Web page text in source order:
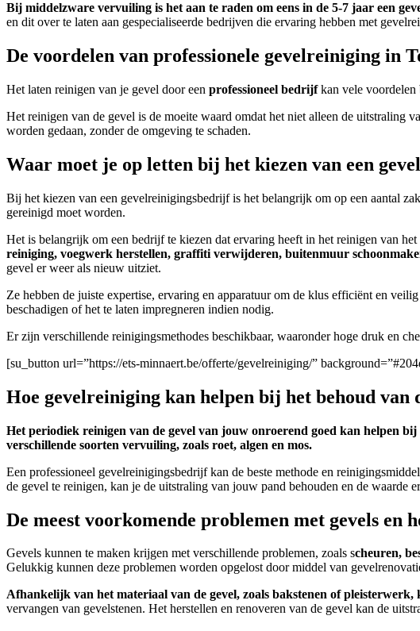
Bij middelzware vervuiling is het aan te raden om eens in de 5-7 jaar een
en dit over te laten aan gespecialiseerde bedrijven die ervaring hebben met
De voordelen van professionele gevelreiniging in
Het laten reinigen van je gevel door een professioneel bedrijfkan vele voordelen
Het reinigen van de gevel is de moeite waard omdat het niet alleen de
worden gedaan, zonder de omgeving te schaden.
Waar moet je op letten bij het kiezen van een
Bij het kiezen van een gevelreinigingsbedrijf is het belangrijk om op een aantal
gereinigd moet worden.
Het is belangrijk om een bedrijf te kiezen dat ervaring heeft in het reinigen van
reiniging, voegwerk herstellen, graffiti verwijderen, buitenmuur
gevel er weer als nieuw uitziet.
Ze hebben de juiste expertise, ervaring en apparatuur om de klus efficiënt en
beschadigen of het te laten impregneren indien nodig.
Er zijn verschillende reinigingsmethodes beschikbaar, waaronder hoge druk en
[su_button url=”https://ets-minnaert.be/offerte/gevelreiniging/”
Hoe gevelreiniging kan helpen bij het behoud van
Het periodiek reinigen van de gevel van jouw onroerend goed kan helpen
verschillende soorten vervuiling, zoals roet, algen en mos.
Een professioneel gevelreinigingsbedrijf kan de beste methode en
de gevel te reinigen, kan je de uitstraling van jouw pand behouden en de waarde
De meest voorkomende problemen met gevels en
Gevels kunnen te maken krijgen met verschillende problemen, zoals scheuren,
Gelukkig kunnen deze problemen worden opgelost door middel van
Afhankelijk van het materiaal van de gevel, zoals bakstenen of pleisterwerk,
vervangen van gevelstenen. Het herstellen en renoveren van de gevel kan de